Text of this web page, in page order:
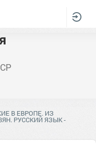
В ЕВРОПЕ. ИЗ
РУССКИЙ ЯЗЫК -